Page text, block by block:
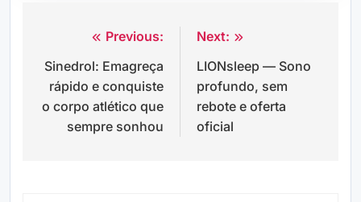
Navegação
de
Post
Previous:
Sinedrol: Emagreça
rápido e conquiste
o corpo atlético que
sempre sonhou
Next:
LIONsleep — Sono
profundo, sem
rebote e oferta
oficial